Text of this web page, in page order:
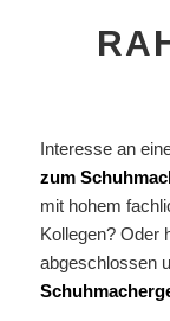
Interesse an
zum
mit hohem
Kollegen? Oder
abgeschlossen